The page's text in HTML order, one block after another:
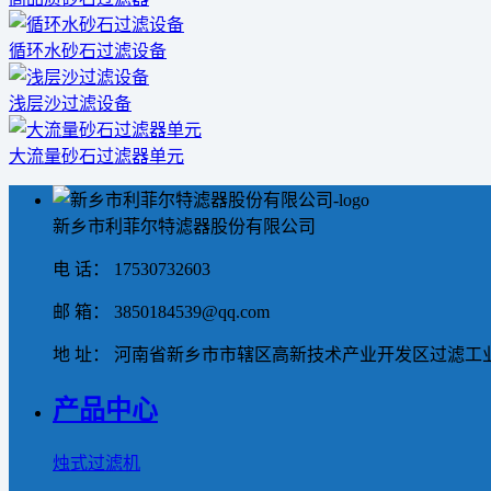
循环水砂石过滤设备
浅层沙过滤设备
大流量砂石过滤器单元
新乡市利菲尔特滤器股份有限公司
电 话： 17530732603
邮 箱： 3850184539@qq.com
地 址： 河南省新乡市市辖区高新技术产业开发区过滤工
产品中心
烛式过滤机